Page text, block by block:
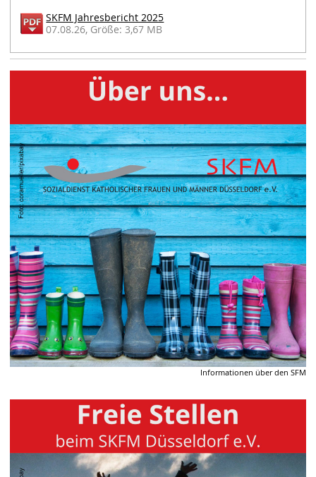
SKFM Jahresbericht 2025
07.08.26, Größe: 3,67 MB
Informationen über den SFM